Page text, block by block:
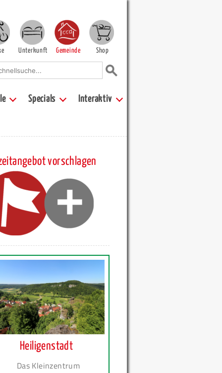
Unterkunft Gemeinde Shop
Specials Interaktiv
vorschlagen
Heiligenstadt
Das Kleinzentrum